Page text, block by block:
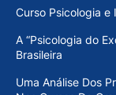
Curso Psicologia e
A “Psicologia do
Brasileira
Uma Análise Dos